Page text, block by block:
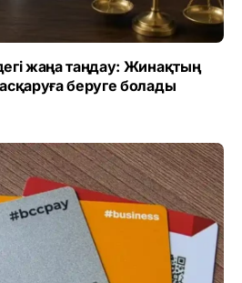
жаңа таңдау: Жинақтың
беруге болады